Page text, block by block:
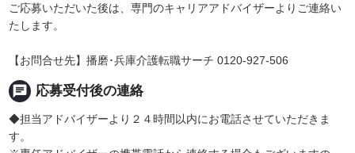
ご応募いただいた後は、専門のキャリアアドバイザーよりご連絡い
たします。
【お問合せ先】播磨･兵庫介護転職サーチ 0120-927-506
chat 応募受付後の連絡
◆担当アドバイザーより２４時間以内にお電話させていただきま
す。